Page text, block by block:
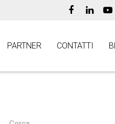
PARTNER CONTATTI